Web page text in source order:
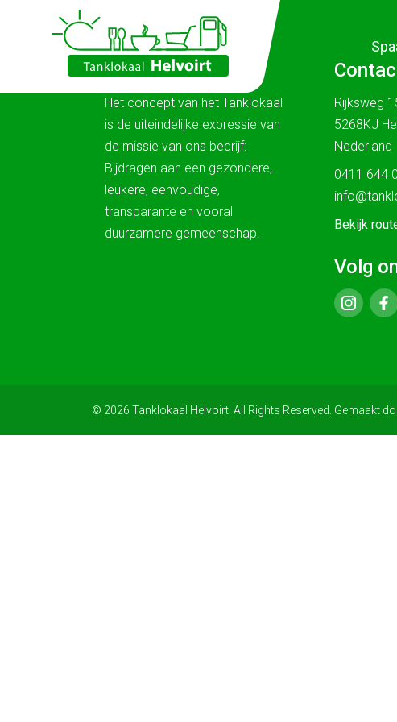
Ons verhaal
Het concept van het Tanklokaal
is de uiteindelijke expressie van
de missie van ons bedrijf:
Bijdragen aan een gezondere,
leukere, eenvoudige,
transparante en vooral
duurzamere gemeenschap.
Rijksweg
5268KJ
Nederland
0411 644
Bekijk
Volg
© 2026 Tanklokaal Helvoirt. All Rights Reserved. Gemaakt